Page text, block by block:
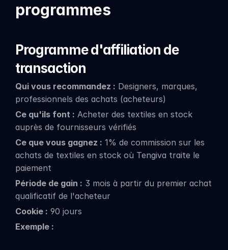
programmes
Programme d'affiliation de
transaction
Qui vous recommandez : Designers, marques,
professionnels des achats (acheteurs)
Ce qu'ils font : Acheter des textiles en stock
auprès de fournisseurs vérifiés
Ce que vous gagnez : 1% de commission sur les
achats de textiles en stock où Tengiva traite le
paiement
Période de gain : 3 mois à partir du premier achat
qualificatif de l'acheteur
Cookie : 90 jours
Exemple :